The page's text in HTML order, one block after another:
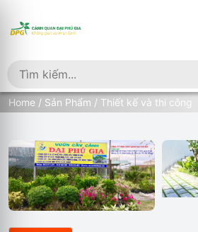
Home / Sản Phẩm / Thiết kế và thi công